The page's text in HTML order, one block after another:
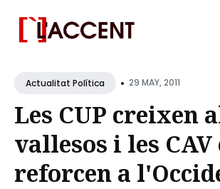
forActualitat Política • 29 MAY, 2011
Les CUP creixen
vallesos i les CAV
reforcen a